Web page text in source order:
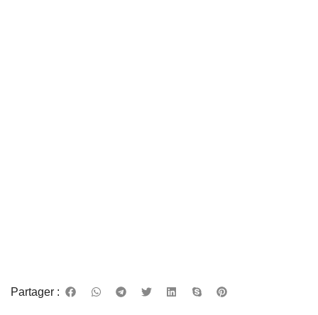
Partager :